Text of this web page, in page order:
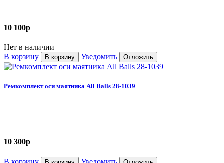
10 100p
Нет в наличии
В корзину
В корзину Уведомить Отложить
Ремкомплект оси маятника All Balls 28-1039
10 300p